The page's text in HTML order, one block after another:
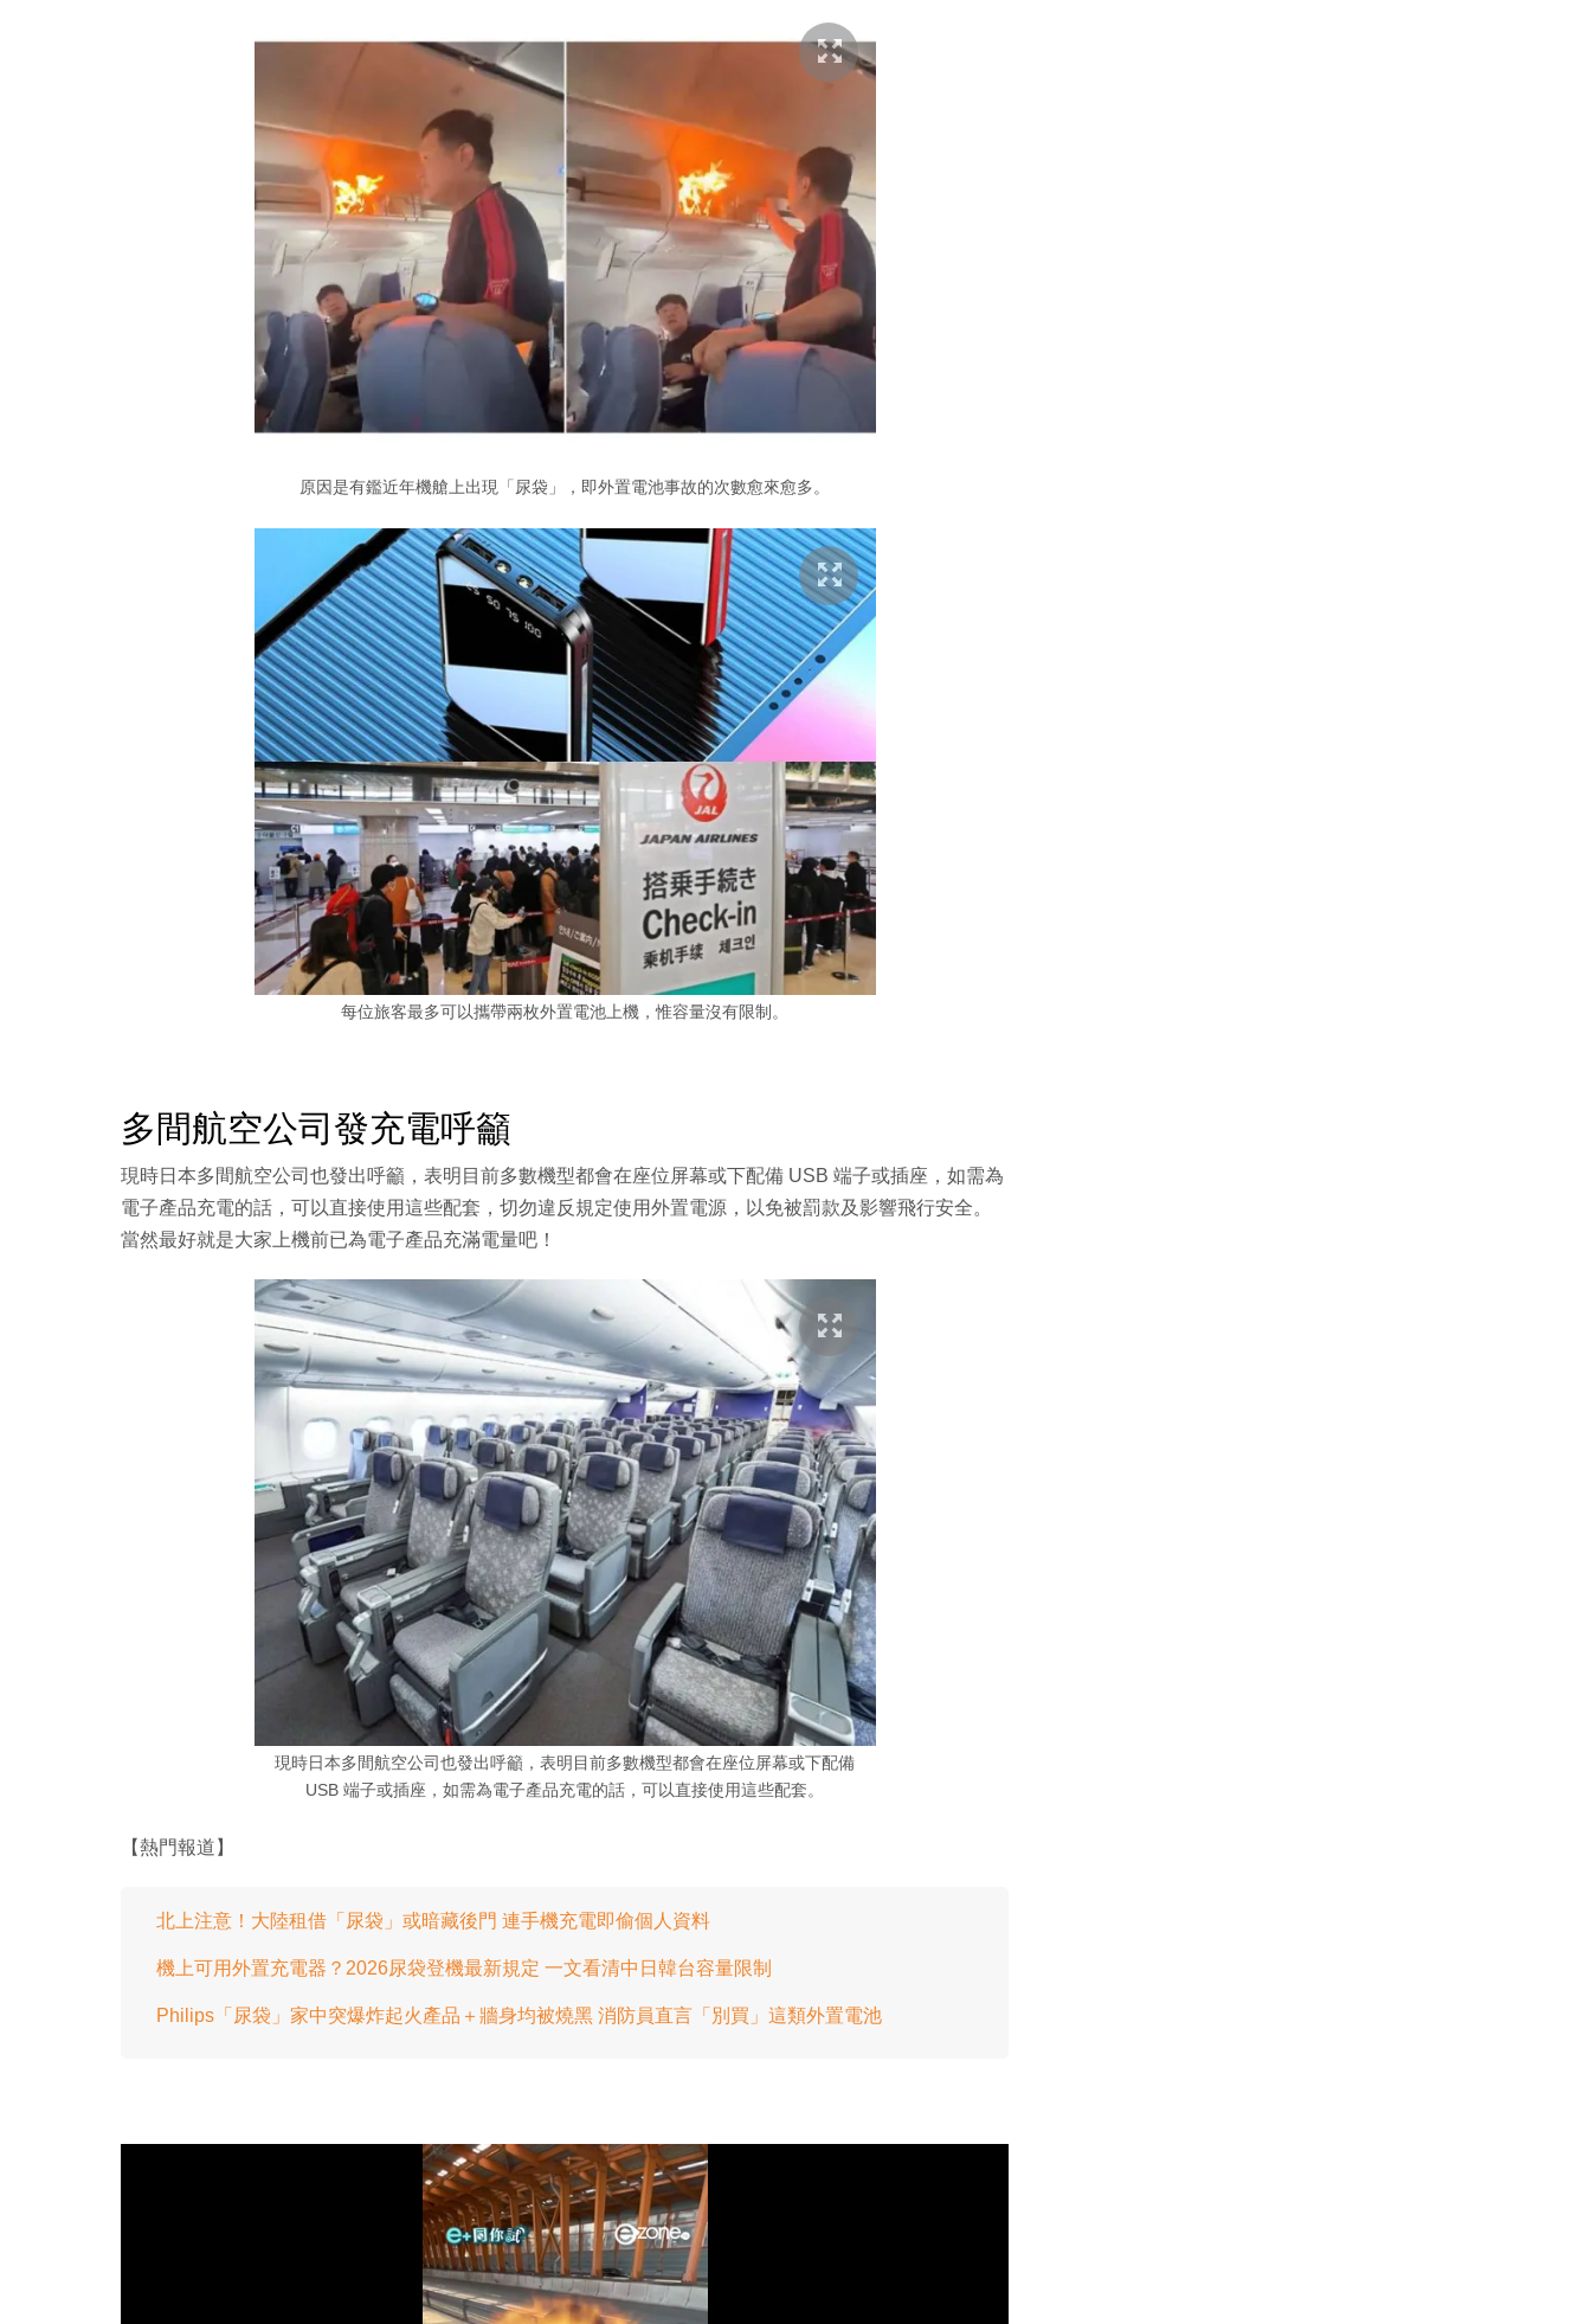
原因是有鑑近年機艙上出現「尿袋」，即外置電池事故的次數愈來愈多。
每位旅客最多可以攜帶兩枚外置電池上機，惟容量沒有限制。
多間航空公司發充電呼籲
現時日本多間航空公司也發出呼籲，表明目前多數機型都會在座位屏幕或下配備 USB 端子或插座，如需為
電子產品充電的話，可以直接使用這些配套，切勿違反規定使用外置電源，以免被罰款及影響飛行安全。
當然最好就是大家上機前已為電子產品充滿電量吧！
現時日本多間航空公司也發出呼籲，表明目前多數機型都會在座位屏幕或下配備
USB 端子或插座，如需為電子產品充電的話，可以直接使用這些配套。
【熱門報道】
北上注意！大陸租借「尿袋」或暗藏後門 連手機充電即偷個人資料
機上可用外置充電器？2026尿袋登機最新規定 一文看清中日韓台容量限制
Philips「尿袋」家中突爆炸起火產品＋牆身均被燒黑 消防員直言「別買」這類外置電池